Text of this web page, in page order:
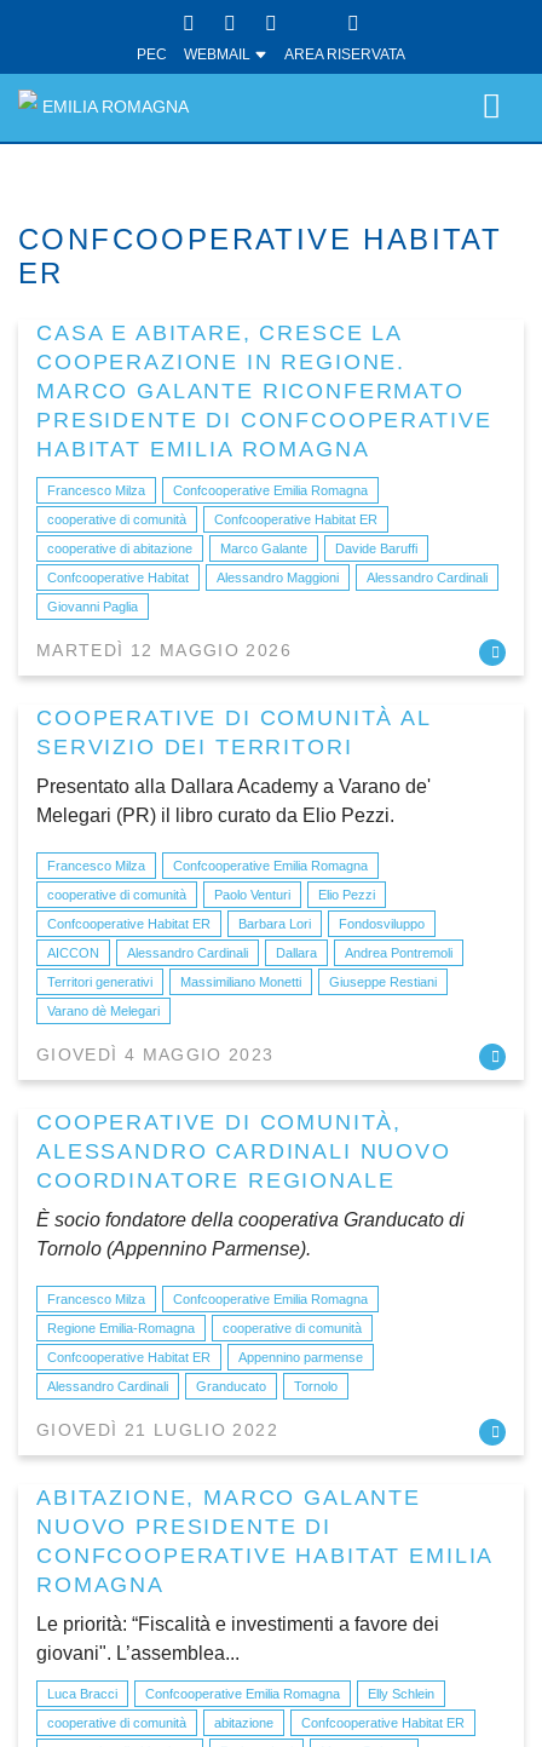
PEC WEBMAIL AREA RISERVATA
EMILIA ROMAGNA
CONFCOOPERATIVE HABITAT
ER
CASA E ABITARE, CRESCE LA
COOPERAZIONE IN REGIONE.
MARCO GALANTE RICONFERMATO
PRESIDENTE DI CONFCOOPERATIVE
HABITAT EMILIA ROMAGNA
Francesco Milza
Confcooperative Emilia Romagna
cooperative di comunità
Confcooperative Habitat ER
cooperative di abitazione
Marco Galante
Davide Baruffi
Confcooperative Habitat
Alessandro Maggioni
Alessandro Cardinali
Giovanni Paglia
MARTEDÌ 12 MAGGIO 2026
COOPERATIVE DI COMUNITÀ AL
SERVIZIO DEI TERRITORI
Presentato alla Dallara Academy a Varano de'
Melegari (PR) il libro curato da Elio Pezzi.
Francesco Milza
Confcooperative Emilia Romagna
cooperative di comunità
Paolo Venturi
Elio Pezzi
Confcooperative Habitat ER
Barbara Lori
Fondosviluppo
AICCON
Alessandro Cardinali Dallara
Andrea Pontremoli
Territori generativi
Massimiliano Monetti
Giuseppe Restiani
Varano dè Melegari
GIOVEDÌ 4 MAGGIO 2023
COOPERATIVE DI COMUNITÀ,
ALESSANDRO CARDINALI NUOVO
COORDINATORE REGIONALE
È socio fondatore della cooperativa Granducato di
Tornolo (Appennino Parmense).
Francesco Milza
Confcooperative Emilia Romagna
Regione Emilia-Romagna
cooperative di comunità
Confcooperative Habitat ER
Appennino parmense
Alessandro Cardinali
Granducato Tornolo
GIOVEDÌ 21 LUGLIO 2022
ABITAZIONE, MARCO GALANTE
NUOVO PRESIDENTE DI
CONFCOOPERATIVE HABITAT EMILIA
ROMAGNA
Le priorità: “Fiscalità e investimenti a favore dei
giovani". L’assemblea...
Luca Bracci Confcooperative Emilia Romagna
Elly Schlein
cooperative di comunità
abitazione
Confcooperative Habitat ER